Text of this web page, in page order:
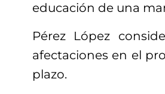
educación de una
Pérez López
afectaciones en el
plazo.